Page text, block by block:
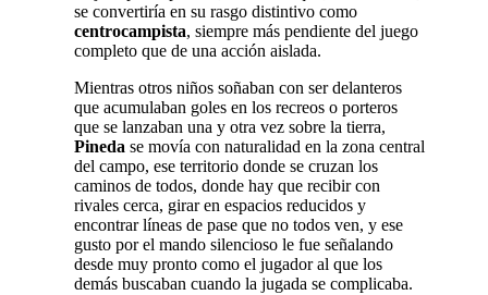
se convertiría en su rasgo distintivo como
centrocampista, siempre más pendiente del juego
completo que de una acción aislada.
Mientras otros niños soñaban con ser delanteros
que acumulaban goles en los recreos o porteros
que se lanzaban una y otra vez sobre la tierra,
Pineda se movía con naturalidad en la zona central
del campo, ese territorio donde se cruzan los
caminos de todos, donde hay que recibir con
rivales cerca, girar en espacios reducidos y
encontrar líneas de pase que no todos ven, y ese
gusto por el mando silencioso le fue señalando
desde muy pronto como el jugador al que los
demás buscaban cuando la jugada se complicaba.